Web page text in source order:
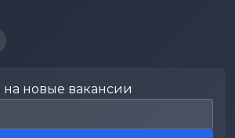
новые вакансии